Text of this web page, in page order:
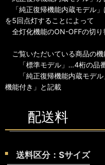
「純正復帰機能内蔵モデル
を5回点灯することによって
全灯化機能のON-OFFの切り
ご覧いただいている商品の機
「標準モデル」…4桁の品番
「純正復帰機能内蔵モデル
機能付き」と記載
配送料
送料区分：Sサイズ